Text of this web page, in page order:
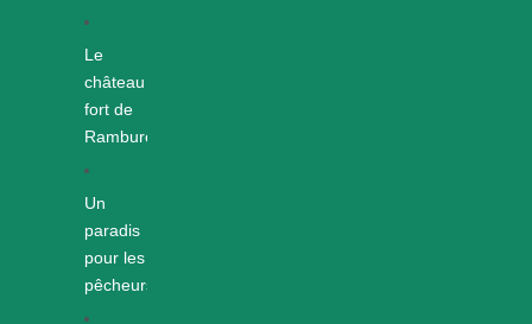
Le
château
fort de
Rambures
Un
paradis
pour les
pêcheurs